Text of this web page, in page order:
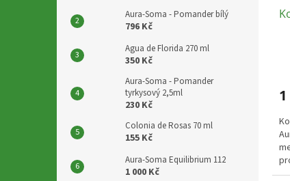
Aura-Soma - Pomander bílý
796 Kč
Agua de Florida 270 ml
350 Kč
Aura-Soma - Pomander
tyrkysový 2,5ml
230 Kč
Colonia de Rosas 70 ml
155 Kč
Aura-Soma Equilibrium 112
1 000 Kč